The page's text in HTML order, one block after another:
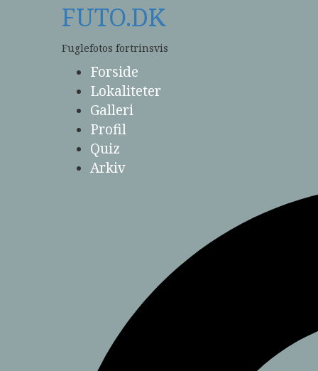
FUTO.DK
Fuglefotos fortrinsvis
Forside
Lokaliteter
Galleri
Profil
Quiz
Arkiv